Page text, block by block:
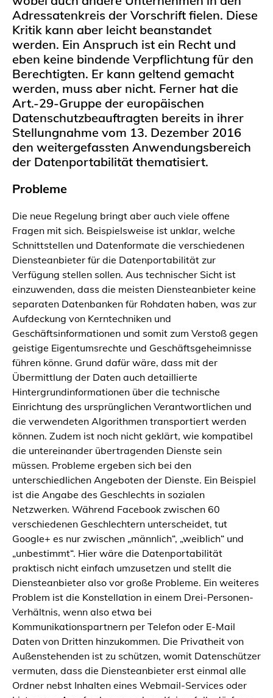
Adressatenkreis der Vorschrift fielen. Diese
Kritik kann aber leicht beanstandet
werden. Ein Anspruch ist ein Recht und
eben keine bindende Verpflichtung für den
Berechtigten. Er kann geltend gemacht
werden, muss aber nicht. Ferner hat die
Art.-29-Gruppe der europäischen
Datenschutzbeauftragten bereits in ihrer
Stellungnahme vom 13. Dezember 2016
den weitergefassten Anwendungsbereich
der Datenportabilität thematisiert.
Probleme
Die neue Regelung bringt aber auch viele offene
Fragen mit sich. Beispielsweise ist unklar, welche
Schnittstellen und Datenformate die verschiedenen
Diensteanbieter für die Datenportabilität zur
Verfügung stellen sollen. Aus technischer Sicht ist
einzuwenden, dass die meisten Diensteanbieter keine
separaten Datenbanken für Rohdaten haben, was zur
Aufdeckung von Kerntechniken und
Geschäftsinformationen und somit zum Verstoß gegen
geistige Eigentumsrechte und Geschäftsgeheimnisse
führen könne. Grund dafür wäre, dass mit der
Übermittlung der Daten auch detaillierte
Hintergrundinformationen über die technische
Einrichtung des ursprünglichen Verantwortlichen und
die verwendeten Algorithmen transportiert werden
können. Zudem ist noch nicht geklärt, wie kompatibel
die untereinander übertragenden Dienste sein
müssen. Probleme ergeben sich bei den
unterschiedlichen Angeboten der Dienste. Ein Beispiel
ist die Angabe des Geschlechts in sozialen
Netzwerken. Während Facebook zwischen 60
verschiedenen Geschlechtern unterscheidet, tut
Google+ es nur zwischen „männlich“, „weiblich“ und
„unbestimmt“. Hier wäre die Datenportabilität
praktisch nicht einfach umzusetzen und stellt die
Diensteanbieter also vor große Probleme. Ein weiteres
Problem ist die Konstellation in einem Drei-Personen-
Verhältnis, wenn also etwa bei
Kommunikationspartnern per Telefon oder E-Mail
Daten von Dritten hinzukommen. Die Privatheit von
Außenstehenden ist zu schützen, womit Datenschützer
vermuten, dass die Diensteanbieter erst einmal alle
Ordner nebst Inhalten eines Webmail-Services oder